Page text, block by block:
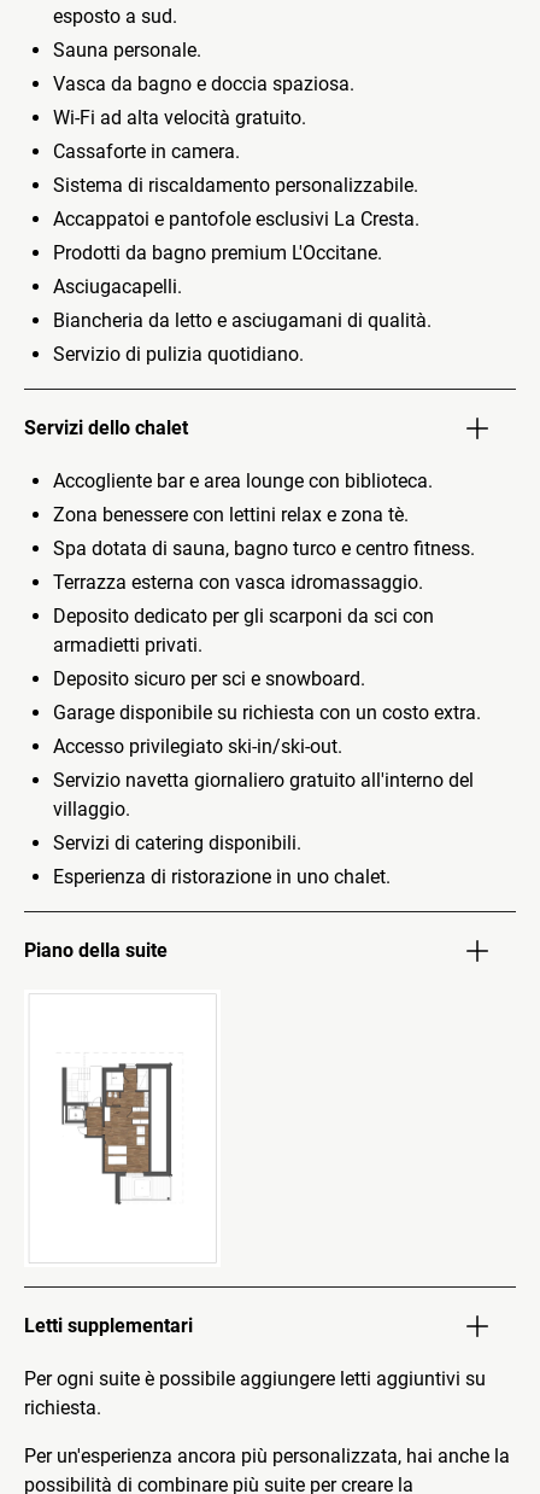
esposto a sud.
Sauna personale.
Vasca da bagno e doccia spaziosa.
Wi-Fi ad alta velocità gratuito.
Cassaforte in camera.
Sistema di riscaldamento personalizzabile.
Accappatoi e pantofole esclusivi La Cresta.
Prodotti da bagno premium L'Occitane.
Asciugacapelli.
Biancheria da letto e asciugamani di qualità.
Servizio di pulizia quotidiano.
Servizi dello chalet
Accogliente bar e area lounge con biblioteca.
Zona benessere con lettini relax e zona tè.
Spa dotata di sauna, bagno turco e centro fitness.
Terrazza esterna con vasca idromassaggio.
Deposito dedicato per gli scarponi da sci con
armadietti privati.
Deposito sicuro per sci e snowboard.
Garage disponibile su richiesta con un costo extra.
Accesso privilegiato ski-in/ski-out.
Servizio navetta giornaliero gratuito all'interno del
villaggio.
Servizi di catering disponibili.
Esperienza di ristorazione in uno chalet.
Piano della suite
Letti supplementari
Per ogni suite è possibile aggiungere letti aggiuntivi su
richiesta.
Per un'esperienza ancora più personalizzata, hai anche la
possibilità di combinare più suite per creare la